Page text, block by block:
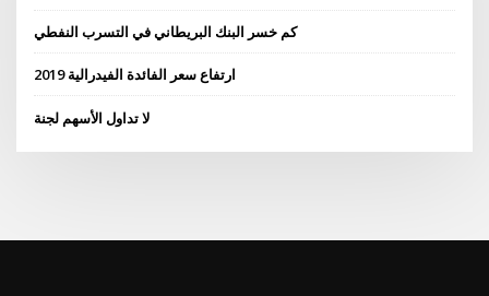
كم خسر البنك البريطاني في التسرب النفطي
ارتفاع سعر الفائدة الفيدرالية 2019
لا تداول الأسهم لجنة